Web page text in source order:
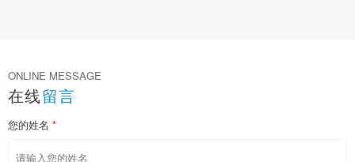
ONLINE MESSAGE
在线留言
您的姓名